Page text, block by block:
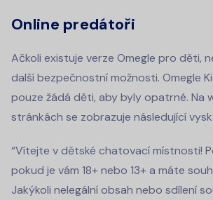
Online predátoři
Ačkoli existuje verze Omegle pro děti,
další bezpečnostní možnosti. Omegle
pouze žádá děti, aby byly opatrné. Na
stránkách se zobrazuje následující
“Vítejte v dětské chatovací místnosti!
pokud je vám 18+ nebo 13+ a máte
Jakýkoli nelegální obsah nebo sdílení